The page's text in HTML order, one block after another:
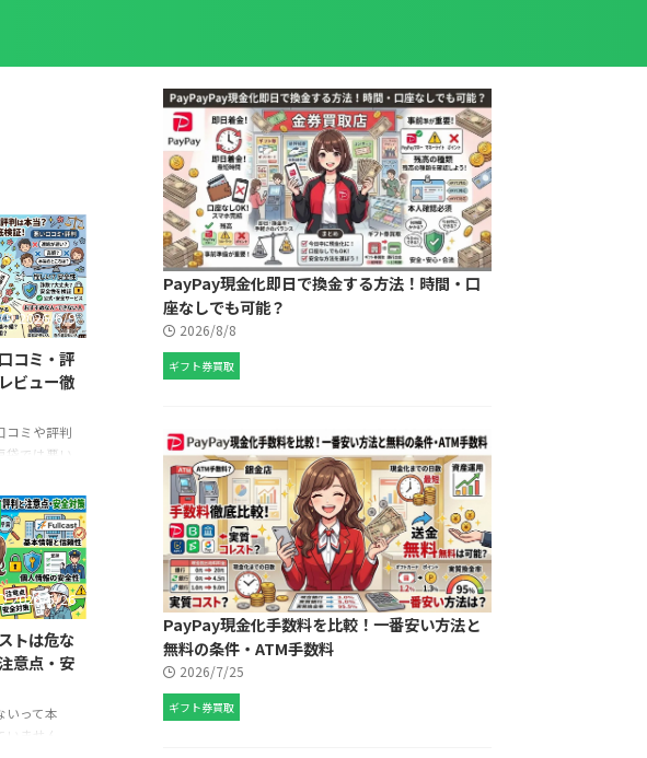
2026/6/9
コミ・評
ビュー徹
コミや評判
では悪い
れるの？」
んか。 退
するのは人
はないた
の口コミや
然です。特
、即日対
サービスと
が、一方で
できる
ます。 そ
行「辞ス
2026/5/26
トは危な
意点・安
いって本
ません
PayPay現金化即日で換金する方法！時間・口
座なしでも可能？
2026/8/8
ギフト券買取
PayPay現金化手数料を比較！一番安い方法と
無料の条件・ATM手数料
2026/7/25
ギフト券買取